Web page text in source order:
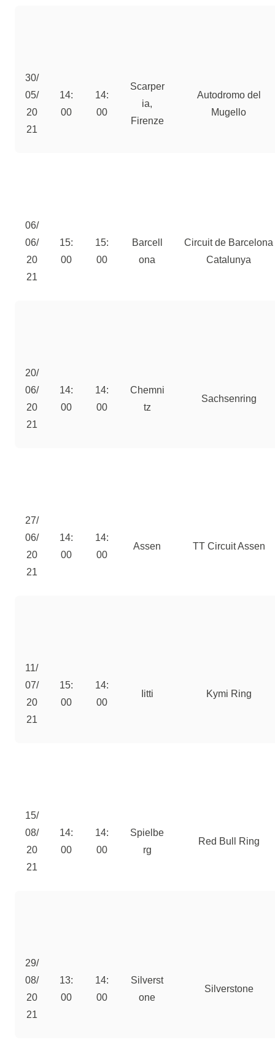
30/
05/
20
21
14:
00
14:
00
Scarper
ia,
Firenze
Autodromo del
Mugello
06/
06/
20
21
15:
00
15:
00
Barcell
ona
Circuit de Barcelona
Catalunya
20/
06/
20
21
14:
00
14:
00
Chemni
tz
Sachsenring
27/
06/
20
21
14:
00
14:
00
Assen TT Circuit Assen
11/
07/
20
21
15:
00
14:
00
Iitti Kymi Ring
15/
08/
20
21
14:
00
14:
00
Spielbe
rg
Red Bull Ring
29/
08/
20
21
13:
00
14:
00
Silverst
one
Silverstone